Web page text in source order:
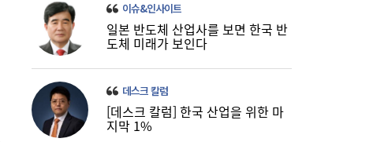
16:25
씨유메디칼, AED 원격관리시스템 ‘RMS
LINK’로 자체 기술 경쟁력 강화
이슈&인사이트
일본 반도체 산업사를 보면 한국 반
도체 미래가 보인다
데스크 칼럼
[데스크 칼럼] 한국 산업을 위한 마
지막 1%